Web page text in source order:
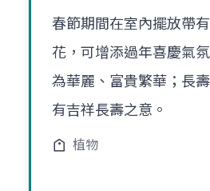
春節期間在室內擺放帶
花，可增添過年喜慶氣
為華麗、富貴繁華；長
有吉祥長壽之意。
植物